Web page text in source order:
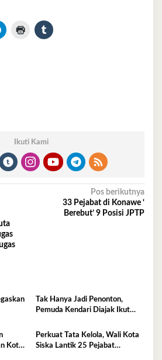
Ikuti Kami
Pos berikutnya
33 Pejabat di Konawe ‘
Berebut’ 9 Posisi JPTP
Tak Hanya Jadi Penonton,
Pemuda Kendari Diajak Ikut
Kota
Perkuat Tata Kelola, Wali Kota
Siska Lantik 25 Pejabat